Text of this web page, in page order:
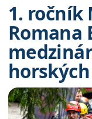
1. ročník
Romana